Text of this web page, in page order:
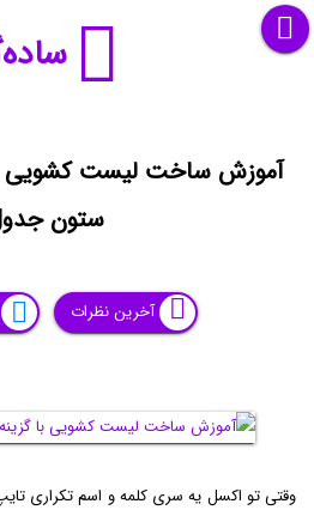
آموزش ساخت لیست کشویی
ستون
آخرین نظرات
وقتی تو اکسل یه سری کلمه و اسم تکراری تایپ